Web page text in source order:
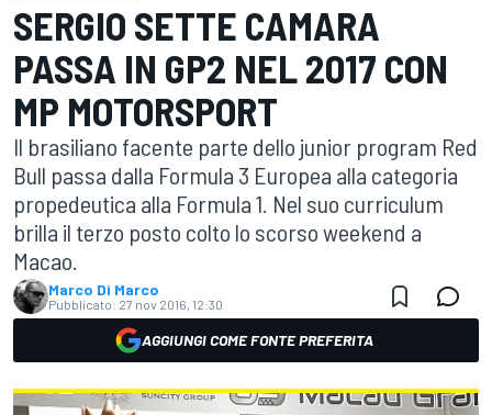
SERGIO SETTE CAMARA
PASSA IN GP2 NEL 2017 CON
MP MOTORSPORT
Il brasiliano facente parte dello junior program Red
Bull passa dalla Formula 3 Europea alla categoria
propedeutica alla Formula 1. Nel suo curriculum
brilla il terzo posto colto lo scorso weekend a
Macao.
Marco Di Marco
Pubblicato: 27 nov 2016, 12:30
AGGIUNGI COME FONTE PREFERITA